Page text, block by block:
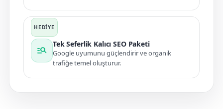
manage_search
Tek Seferlik Kalıcı SEO Paketi
Google uyumunu güçlendirir ve organik
trafiğe temel oluşturur.